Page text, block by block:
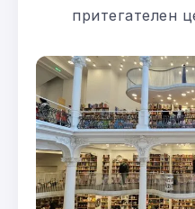
притегателен